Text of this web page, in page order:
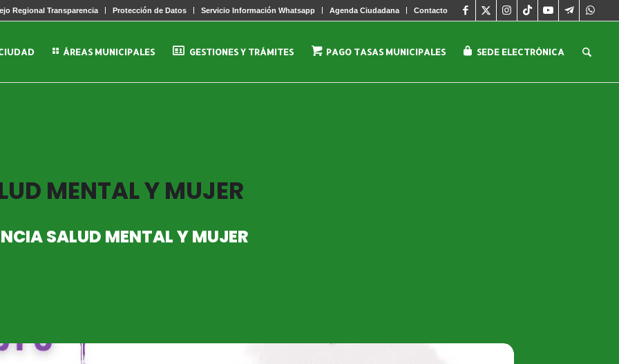
Regional Transparencia Protección de Datos Servicio Información Whatsapp Agenda Ciudadana Contacto
ÁREAS MUNICIPALES GESTIONES Y TRÁMITES PAGO TASAS MUNICIPALES SEDE ELECTRÓNICA
MENTAL Y MUJER
SALUD MENTAL Y MUJER